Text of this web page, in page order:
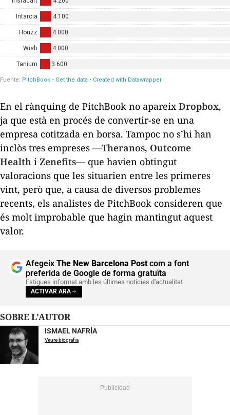
En el rànquing de PitchBook no apareix Dropbox,
ja que està en procés de convertir-se en una
empresa cotitzada en borsa. Tampoc no s’hi han
inclòs tres empreses —Theranos, Outcome
Health i Zenefits— que havien obtingut
valoracions que les situarien entre les primeres
vint, però que, a causa de diversos problemes
recents, els analistes de PitchBook consideren que
és molt improbable que hagin mantingut aquest
valor.
Afegeix The New Barcelona Postcom a font
preferida de Google de forma gratuïta
Estigues informat amb les últimes notícies d'actualitat
ACTIVAR ARA
SOBRE L'AUTOR
ISMAEL NAFRÍA
Veure biografia